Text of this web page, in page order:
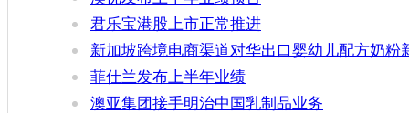
君乐宝港股上市正常推进
新加坡跨境电商渠道对华出口婴幼儿配方奶粉
增官方健康证书通关要求
菲仕兰发布上半年业绩
澳亚集团接手明治中国乳制品业务